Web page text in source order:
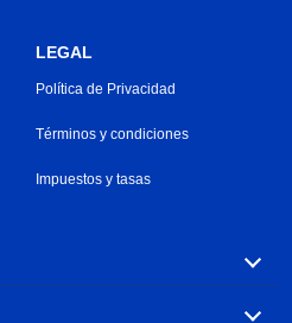
LEGAL
Política de Privacidad
Términos y condiciones
Impuestos y tasas
de tarifas aéreas baratas por